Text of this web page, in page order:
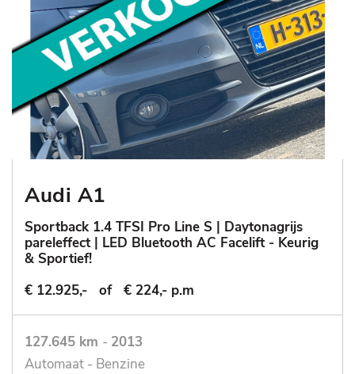
Audi A1
Sportback 1.4 TFSI Pro Line S | Daytonagrijs
pareleffect | LED Bluetooth AC Facelift - Keurig
& Sportief!
€ 12.925,-
of € 224,- p.m
127.645 km - 2013
Automaat - Benzine